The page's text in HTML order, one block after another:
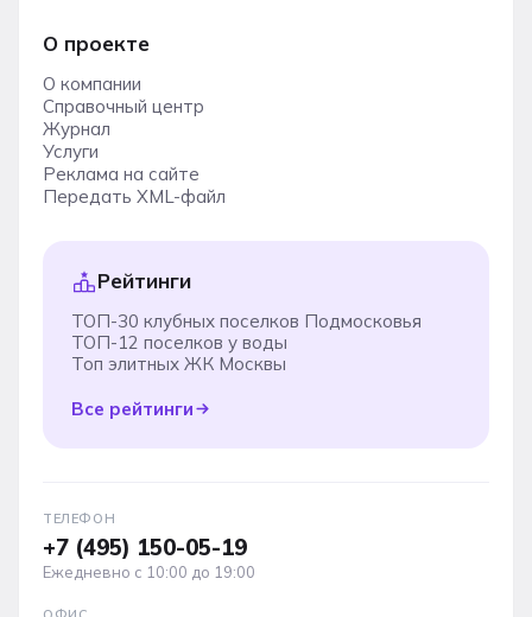
О проекте
О компании
Справочный центр
Журнал
Услуги
Реклама на сайте
Передать XML-файл
Рейтинги
ТОП-30 клубных поселков Подмосковья
ТОП-12 поселков у воды
Топ элитных ЖК Москвы
Все рейтинги
ТЕЛЕФОН
+7 (495) 150-05-19
Ежедневно с 10:00 до 19:00